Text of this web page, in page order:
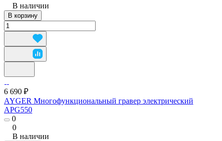
В наличии
В корзину
6 690 ₽
AYGER Многофункциональный гравер электрический
APG550
0
0
В наличии